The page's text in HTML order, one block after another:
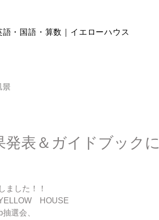
・国語・ 算数｜イエローハウス
景
表＆ガイドブックに
ました！！
　HOUSE
選会、